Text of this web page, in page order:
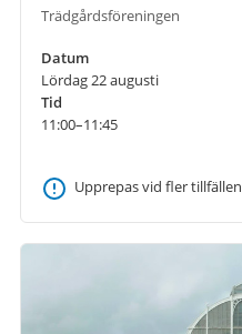
Trädgårdsföreningen
Datum
Lördag 22 augusti
Tid
11:00–11:45
Upprepas vid fler tillfällen